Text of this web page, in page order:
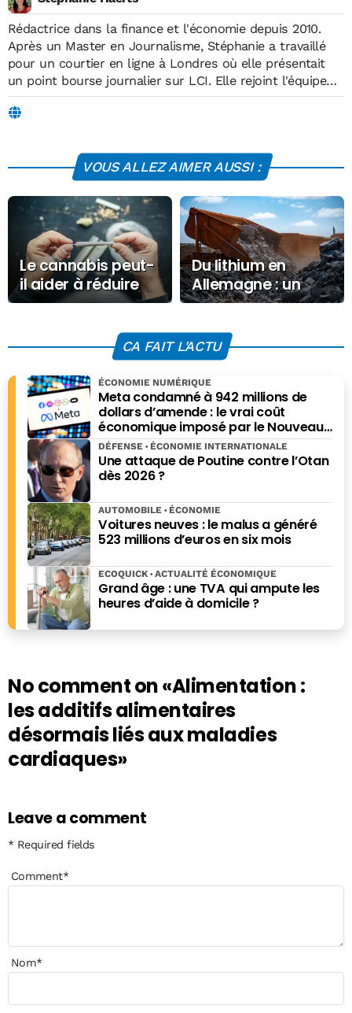
Rédactrice dans la finance et l'économie depuis 2010.
Après un Master en Journalisme, Stéphanie a travaillé
pour un courtier en ligne à Londres où elle présentait
un point bourse journalier sur LCI. Elle rejoint l'équipe
d'Économie Matin en 2019, où elle écrit sur des sujets
liés à l'économie, la finance, les technologies,
VOUS ALLEZ AIMER AUSSI :
Le cannabis peut-
il aider à réduire
l’alcool ? La
Du lithium en
Allemagne : un
gisement colossal
changer l’industrie
mondiale
CA FAIT L'ACTU
Meta condamné à 942 millions de
dollars d’amende : le vrai coût
économique imposé par le Nouveau-
Mexique
ÉCONOMIE NUMÉRIQUE
Une attaque de Poutine contre l’Otan
dès 2026 ?
DÉFENSE ÉCONOMIE INTERNATIONALE
Voitures neuves : le malus a généré
523 millions d’euros en six mois
AUTOMOBILE ÉCONOMIE
Grand âge : une TVA qui ampute les
heures d’aide à domicile ?
ECOQUICK ACTUALITÉ ÉCONOMIQUE
No comment on«Alimentation :
les additifs alimentaires
désormais liés aux maladies
cardiaques»
Leave a comment
* Required fields
Comment*
Nom*